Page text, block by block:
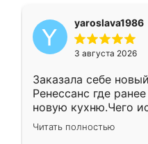
yaroslava1986
3 августа 2026
Заказала себе
Ренессанс где
новую кухню.Чего
вполне довольна.
два года, нареканий
Читать полностью